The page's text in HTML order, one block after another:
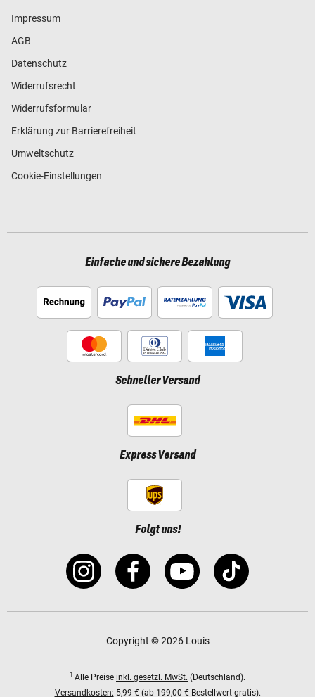
Impressum
AGB
Datenschutz
Widerrufsrecht
Widerrufsformular
Erklärung zur Barrierefreiheit
Umweltschutz
Cookie-Einstellungen
Einfache und sichere Bezahlung
Schneller Versand
Express Versand
Folgt uns!
Copyright © 2026 Louis
1 Alle Preise inkl. gesetzl. MwSt. (Deutschland).
Versandkosten: 5,99 € (ab 199,00 € Bestellwert gratis).